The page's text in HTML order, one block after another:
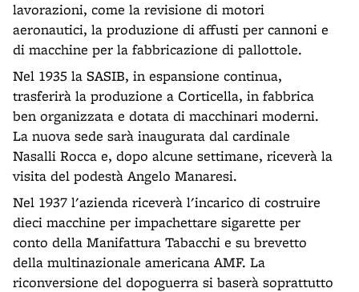
lavorazioni, come la revisione di motori
aeronautici, la produzione di affusti per cannoni e
di macchine per la fabbricazione di pallottole.
Nel 1935 la SASIB, in espansione continua,
trasferirà la produzione a Corticella, in fabbrica
ben organizzata e dotata di macchinari moderni.
La nuova sede sarà inaugurata dal cardinale
Nasalli Rocca e, dopo alcune settimane, riceverà la
visita del podestà Angelo Manaresi.
Nel 1937 l'azienda riceverà l'incarico di costruire
dieci macchine per impachettare sigarette per
conto della Manifattura Tabacchi e su brevetto
della multinazionale americana AMF. La
riconversione del dopoguerra si baserà soprattutto